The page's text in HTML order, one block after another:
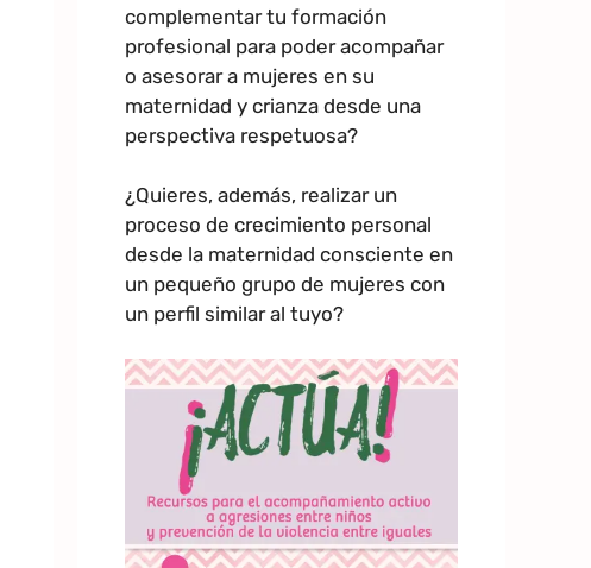
complementar tu formación
profesional para poder acompañar
o asesorar a mujeres en su
maternidad y crianza desde una
perspectiva respetuosa?
¿Quieres, además, realizar un
proceso de crecimiento personal
desde la maternidad consciente en
un pequeño grupo de mujeres con
un perfil similar al tuyo?